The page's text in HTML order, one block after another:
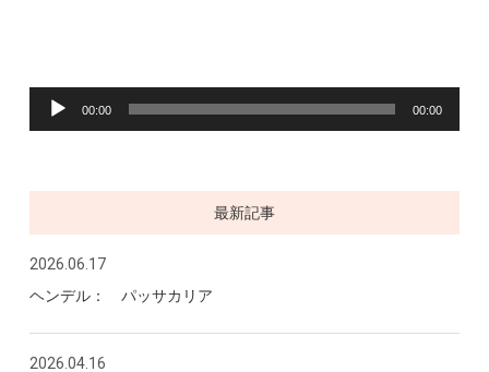
00:00 00:00
最新記事
2026.06.17
ヘンデル： パッサカリア
2026.04.16